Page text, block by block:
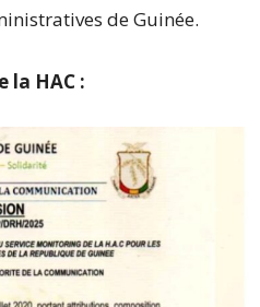
de Guinée.
la HAC :